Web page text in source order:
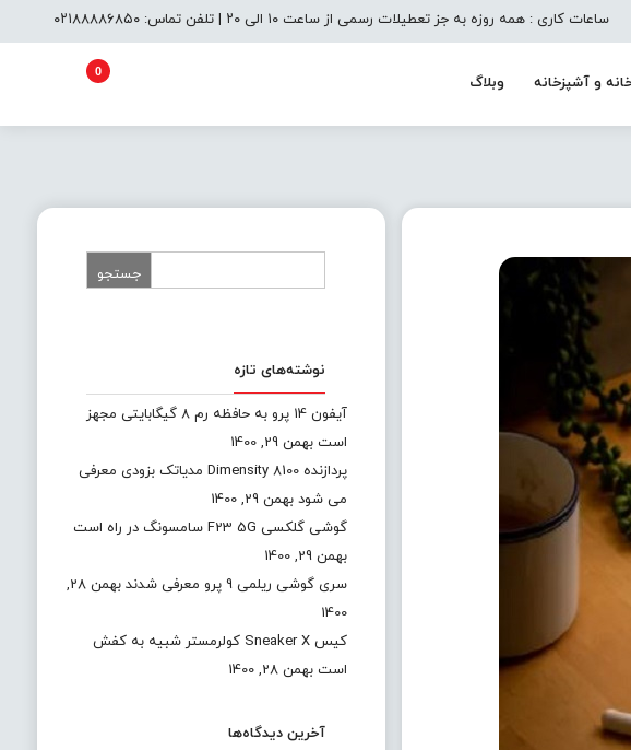
ساعات کاری : همه روزه به جز تعطیلات رسمی از ساعت ۱۰ الی ۲۰ | تلفن تماس: ۰۲۱۸۸۸۸۶۸۵۰
و آشپزخانه وبلاگ
0
نوشته‌های تازه
آیفون 14 پرو به حافظه رم 8 گیگابایتی مجهز
است بهمن 29, 1400
پردازنده Dimensity 8100 مدیاتک بزودی معرفی
می شود بهمن 29, 1400
گوشی گلکسی F23 5G سامسونگ در راه است
بهمن 29, 1400
سری گوشی ریلمی 9 پرو معرفی شدند
بهمن 28,
1400
کیس Sneaker X کولرمستر شبیه به کفش
است بهمن 28, 1400
آخرین دیدگاه‌ها